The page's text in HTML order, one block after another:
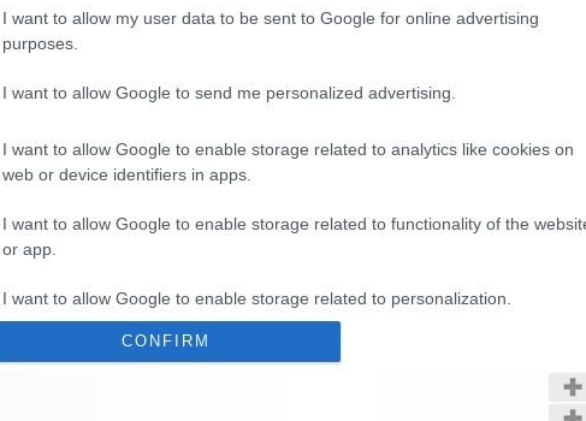
I want to allow my user data to be sent to Google for online advertising
purposes.
I want to allow Google to send me personalized advertising.
I want to allow Google to enable storage related to analytics like cookies on
web or device identifiers in apps.
I want to allow Google to enable storage related to functionality of the
or app.
I want to allow Google to enable storage related to personalization.
authentication functionality and fraud prevention, and other user protection.
CONFIRM